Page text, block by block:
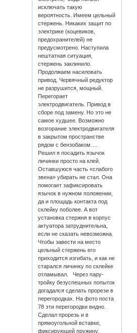
исключать такую
вероятность. Имеем цельный
стержень. Никаких защит по
электрике (коцевиков,
предохранителей) не
предусмотрено. Наступила
нештатная ситуация,
стержень заклинило.
Продолжаем насиловать
привод. Червячный редуктор
не разрушится, мощный.
Перегорает
электродвигатель. Привод в
сборе под замену. Но это не
самое худшее. Возможно
возгорание электродвигателя
в закрытом пространстве
рядом с бензобаком….
Решил я посадить язычок
личинки просто на клей.
Оставшуюся часть «слабого
звена» убирать не стал. Она
помогает зафиксировать
язычок в нужном положении,
да и площадь контакта под
склейку поболее. А вот
установка стержня в корпус
актуатора затруднительна,
если не сказать невозможна.
Чтобы завести на место
цельный стержень его
приходится изгибать, и как не
старался личинку по склейке
отламывал. Через пару-
тройку безуспешных попыток
догадался сделать прорези в
перегородках. На фото поста
78 эти перегородки видно.
Сделал прорезь и в
прямоугольной вставке,
фиксирующей пружину.